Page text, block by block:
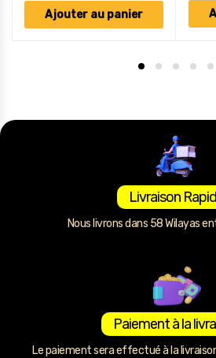
Ajouter au panier
Livraison
Nous livrons dans 58 Wilayas
Paiement à la
Le paiement sera effectué à la